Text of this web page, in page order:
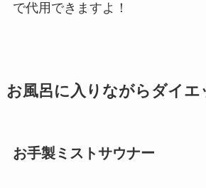
で代用できますよ！
お風呂に入りながらダイエ
お手製ミストサウナー